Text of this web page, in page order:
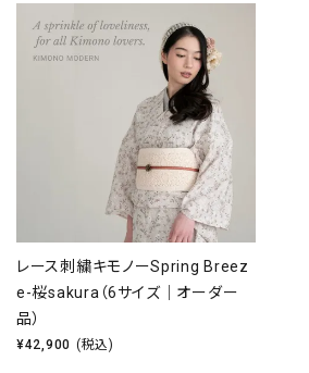
レース刺繍キモノーSpring Breez
e-桜sakura（6サイズ｜オーダー
品）
¥42,900 (税込)